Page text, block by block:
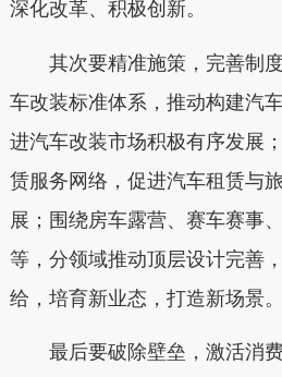
深化改革、积极创新。
其次要精准施策，完善制度
车改装标准体系，推动构建汽
进汽车改装市场积极有序发展
赁服务网络，促进汽车租赁与
展；围绕房车露营、赛车赛事
等，分领域推动顶层设计完善
给，培育新业态，打造新场景。
最后要破除壁垒，激活消费